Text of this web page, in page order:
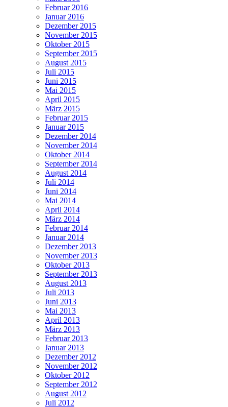
Februar 2016
Januar 2016
Dezember 2015
November 2015
Oktober 2015
September 2015
August 2015
Juli 2015
Juni 2015
Mai 2015
April 2015
März 2015
Februar 2015
Januar 2015
Dezember 2014
November 2014
Oktober 2014
September 2014
August 2014
Juli 2014
Juni 2014
Mai 2014
April 2014
März 2014
Februar 2014
Januar 2014
Dezember 2013
November 2013
Oktober 2013
September 2013
August 2013
Juli 2013
Juni 2013
Mai 2013
April 2013
März 2013
Februar 2013
Januar 2013
Dezember 2012
November 2012
Oktober 2012
September 2012
August 2012
Juli 2012